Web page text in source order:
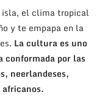
isla, el clima tropical
y te empapa en la
La cultura es uno
conformada por las
neerlandeses,